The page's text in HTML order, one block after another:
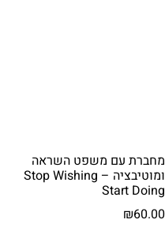
מחברת עם משפט השראה
ומוטיבציה – Stop Wishing
Start Doing
₪60.00